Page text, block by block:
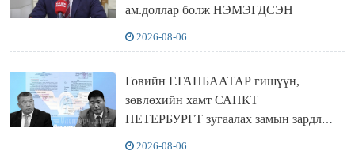
ам.доллар болж НЭМЭГДСЭН
2026-08-06
Говийн Г.ГАНБААТАР гишүүн,
зөвлөхийн хамт САНКТ
ПЕТЕРБУРГТ зугаалах замын зардлаа
2026-08-06